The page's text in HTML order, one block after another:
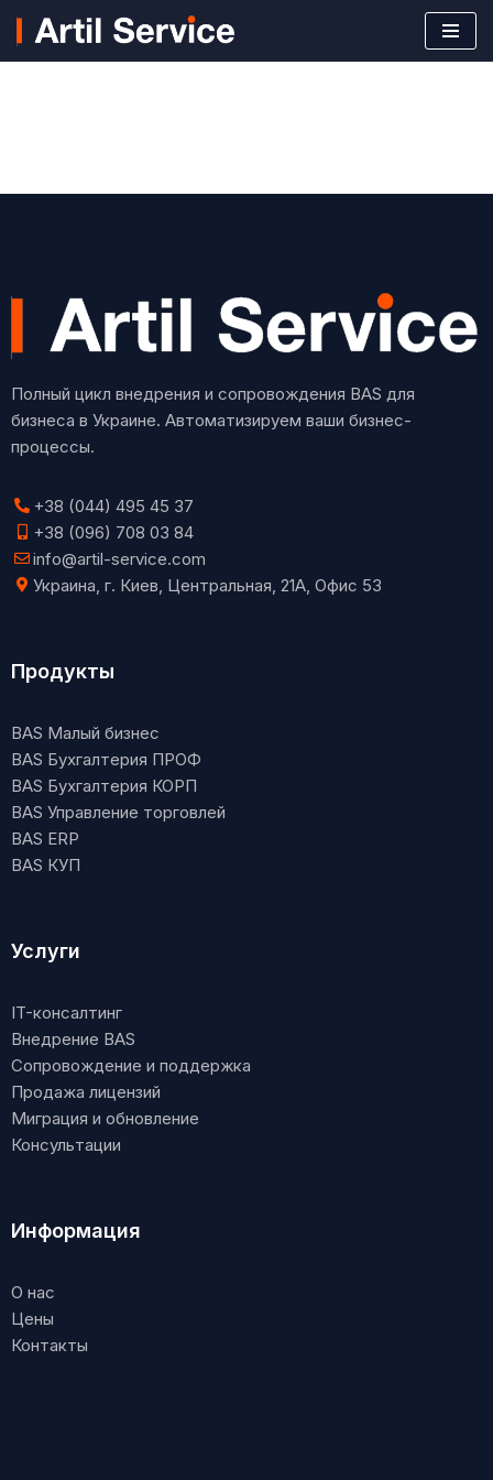
Перейти
Полный цикл внедрения и сопровождения BAS для
бизнеса в Украине. Автоматизируем ваши бизнес-
процессы.
+38 (044) 495 45 37
+38 (096) 708 03 84
info@artil-service.com
Украина, г. Киев, Центральная, 21А, Офис 53
Продукты
BAS Малый бизнес
BAS Бухгалтерия ПРОФ
BAS Бухгалтерия КОРП
BAS Управление торговлей
BAS ERP
BAS КУП
Услуги
IT-консалтинг
Внедрение BAS
Сопровождение и поддержка
Продажа лицензий
Миграция и обновление
Консультации
Информация
О нас
Цены
Контакты